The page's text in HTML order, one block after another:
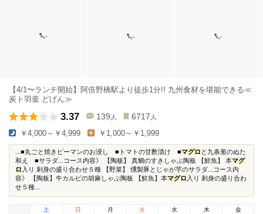
【4/1〜ランチ開始】阿倍野橋駅より徒歩1分!! 九州食材を堪能できる≪
炭ト羽釜 どげん≫
3.37 139 人 6717 人
￥4,000～￥4,999 ￥1,000～￥1,999
...■丸ごと焼きピーマンのお浸し ■トマトの甘酢漬け ■マグロ と九条葱のぬた
和え ■サラダ...コース内容》 【陶板】 真鯛のすきしゃぶ陶板 【鮮魚】 本マグ
ロ 入り 刺身の盛り合わせ５種 【野菜】 燻製豚とじゃが芋のサラダ...コース内
容》 【陶板】牛カルビの胡麻しゃぶ陶板 【鮮魚】本マグロ 入り 刺身の盛り合わ
せ５種...
土
日 月 火 水 木 金